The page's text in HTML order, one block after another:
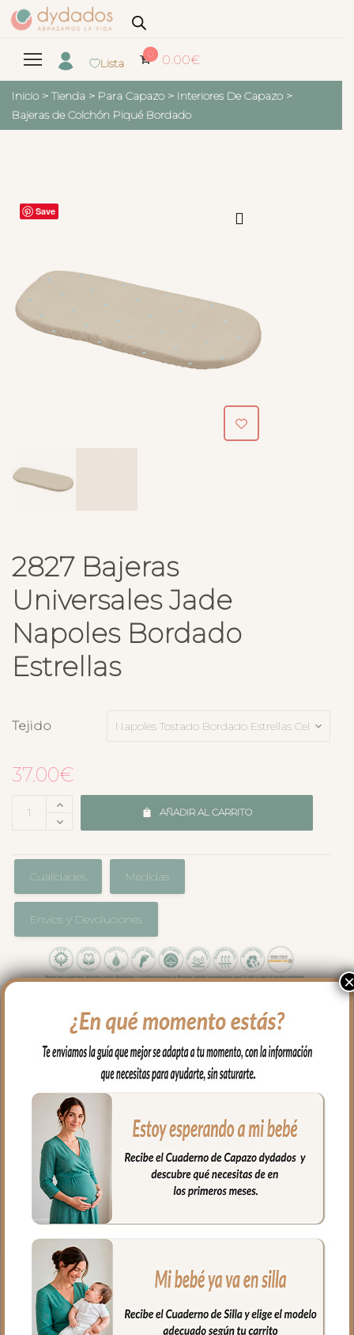
Lista
0 0.00€
Inicio > Tienda > Para Capazo > Interiores De Capazo >
Bajeras de Colchón Piqué Bordado
Save
2827 Bajeras
Universales Jade
Napoles Bordado
Estrellas
Tejido
37.00€
AÑADIR AL CARRITO
Cualidades Medidas
Envíos y Devoluciones
Para proteger el colchón de tu capazo o
universales para colchón estampadas es
el complemento que necesitas.
En tejido piqué bordado; un piqué de
algodón, se ajusta al colchón mediante
goma en todo el contorno. Puedes lavar
a mano o en lavadora, siempre agua fría,
jabones no abrasivos y secado al natural.
Medidas máximo 80x38cm
PRODUCTOS
×